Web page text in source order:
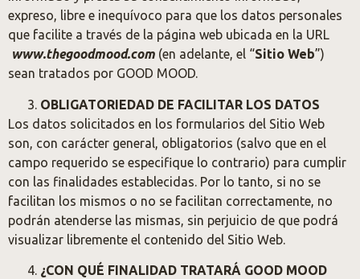
expreso, libre e inequívoco para que los datos personales
que facilite a través de la página web ubicada en la URL
www.thegoodmood.com (en adelante, el “Sitio Web”)
sean tratados por GOOD MOOD.
OBLIGATORIEDAD DE FACILITAR LOS DATOS
Los datos solicitados en los formularios del Sitio Web
son, con carácter general, obligatorios (salvo que en el
campo requerido se especifique lo contrario) para cumplir
con las finalidades establecidas. Por lo tanto, si no se
facilitan los mismos o no se facilitan correctamente, no
podrán atenderse las mismas, sin perjuicio de que podrá
visualizar libremente el contenido del Sitio Web.
¿CON QUÉ FINALIDAD TRATARÁ GOOD MOOD